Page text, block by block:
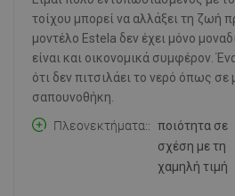
τοίχου μπορεί να αλλάξει τη ζωή
μοντέλο Estela δεν έχει μόνο
είναι και οικονομικά συμφέρον.
ότι δεν πιτσιλάει το νερό όπως σε
σαπουνοθήκη.
Πλεονεκτήματα:
ποιότητα σε
σχέση με τη
χαμηλή τιμή